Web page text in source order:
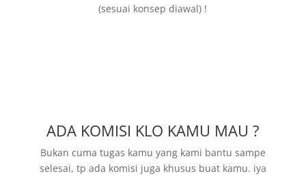
(sesuai konsep diawal) !
ADA KOMISI KLO KAMU MAU ?
Bukan cuma tugas kamu yang kami bantu sampe
selesai, tp ada komisi juga khusus buat kamu. iya